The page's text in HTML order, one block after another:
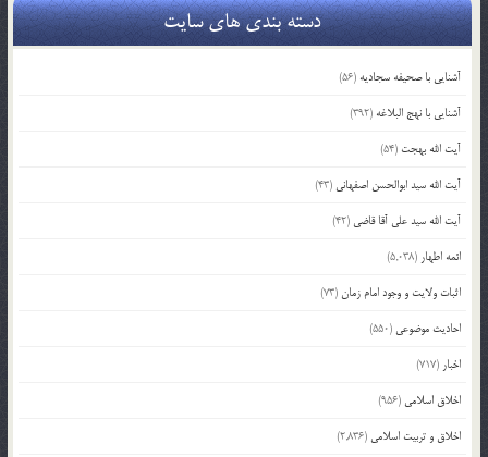
دسته بندی های سایت
آشنایی با صحیفه سجادیه (56)
آشنایی با نهج البلاغه (392)
آیت الله بهجت (54)
آیت الله سید ابوالحسن اصفهانی (43)
آیت الله سید علی آقا قاضی (42)
ائمه اطهار (5,038)
اثبات ولایت و وجود امام زمان(73)
احادیث موضوعی (550)
اخبار (717)
اخلاق اسلامی (956)
اخلاق و تربیت اسلامی (2,836)